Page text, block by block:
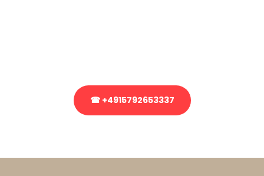
☎ +4915792653337